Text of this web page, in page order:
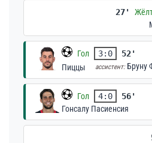
27'
Гол 3:0
52'
Пиццы
ассистент: Бруну
Гол 4:0
56'
Гонсалу Пасиенсия